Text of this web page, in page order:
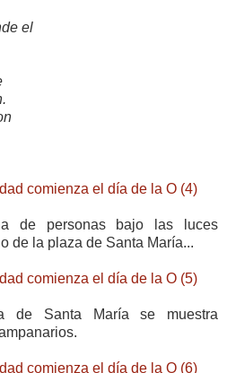
el
de personas bajo las luces
de la plaza de Santa María...
de Santa María se muestra